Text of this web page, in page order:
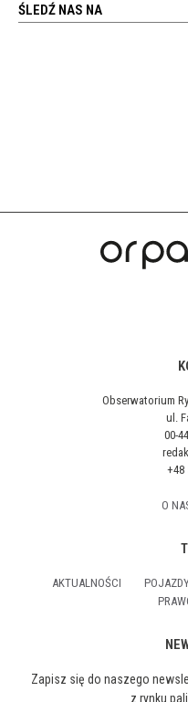
ŚLEDŹ NAS NA
Obserwatorium
ul.
00-
+48
O
AKTUALNOŚCI
Zapisz się do naszego
z rynku